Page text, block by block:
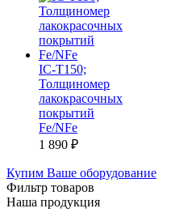
IC-T150;
Толщиномер
лакокрасочных
покрытий
Fe/NFe
1 890 ₽
Купим Ваше оборудование
Фильтр товаров
Наша продукция